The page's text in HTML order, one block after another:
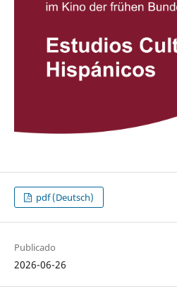
pdf (Deutsch)
Publicado
2026-06-26